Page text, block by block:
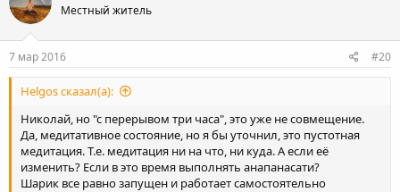
Местный житель
7 мар 2016 #20
Helgos сказал(а):
Николай, но "с перерывом три часа", это уже не совмещение.
Да, медитативное состояние, но я бы уточнил, это пустотная
медитация. Т.е. медитация ни на что, ни куда. А если её
изменить? Если в это время выполнять анапанасати?
Шарик все равно запущен и работает самостоятельно